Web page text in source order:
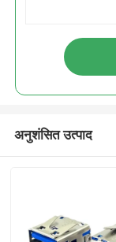
अनुशंसित उत्पाद